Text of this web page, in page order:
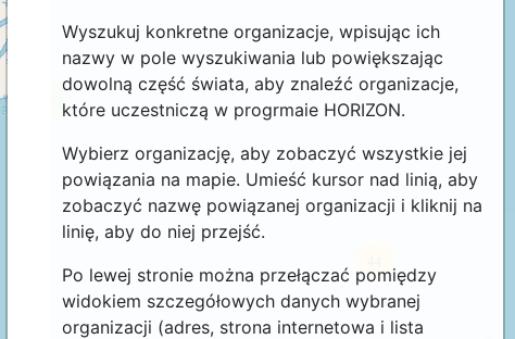
Wyszukuj konkretne organizacje, wpisując ich
nazwy w pole wyszukiwania lub powiększając
dowolną część świata, aby znaleźć organizacje,
które uczestniczą w progrmaie HORIZON.
Wybierz organizację, aby zobaczyć wszystkie jej
powiązania na mapie. Umieść kursor nad linią, aby
zobaczyć nazwę powiązanej organizacji i kliknij na
linię, aby do niej przejść.
Po lewej stronie można przełączać pomiędzy
widokiem szczegółowych danych wybranej
organizacji (adres, strona internetowa i lista